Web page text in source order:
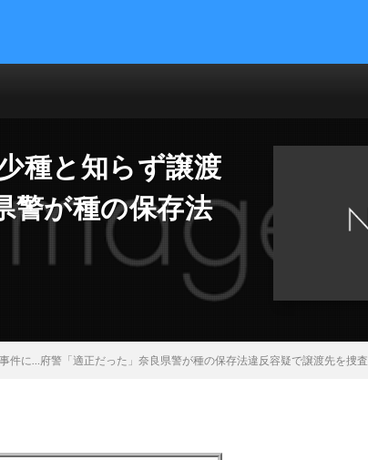
種と知らず譲渡
警が種の保存法
に…府警「適正だった」奈良県警が種の保存法違反容疑で譲渡先を捜査